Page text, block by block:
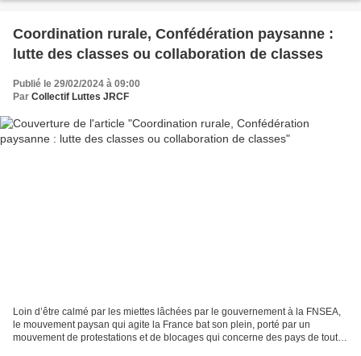
Coordination rurale, Confédération paysanne :
lutte des classes ou collaboration de classes
Publié le 29/02/2024 à 09:00
Par Collectif Luttes JRCF
Loin d’être calmé par les miettes lâchées par le gouvernement à la FNSEA,
le mouvement paysan qui agite la France bat son plein, porté par un
mouvement de protestations et de blocages qui concerne des pays de toute